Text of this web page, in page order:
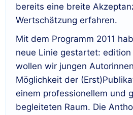
bereits eine breite
Wertschätzung erfahren.
Mit dem Programm 2011
neue Linie gestartet:
wollen wir jungen
Möglichkeit der
einem professionellem und
begleiteten Raum. Die